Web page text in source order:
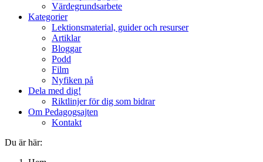
Värdegrundsarbete
Kategorier
Lektionsmaterial, guider och resurser
Artiklar
Bloggar
Podd
Film
Nyfiken på
Dela med dig!
Riktlinjer för dig som bidrar
Om Pedagogsajten
Kontakt
Du är här: